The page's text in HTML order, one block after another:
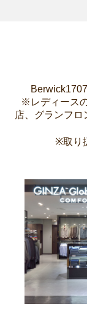
※レディース
店、グランフ
※取り